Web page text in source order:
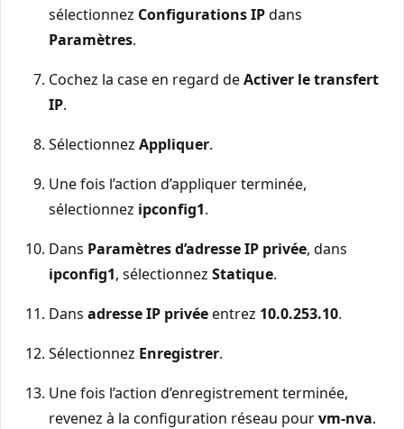
sélectionnez Configurations IPdans
Paramètres.
Cochez la case en regard deActiver le transfert
IP.
Sélectionnez Appliquer.
Une fois l’action d’appliquer terminée,
sélectionnez ipconfig1.
Dans Paramètres d’adresse IP privée, dans
ipconfig1, sélectionnez Statique.
Dans adresse IP privéeentrez 10.0.253.10.
Sélectionnez Enregistrer.
Une fois l’action d’enregistrement terminée,
revenez à la configuration réseau pourvm-nva.